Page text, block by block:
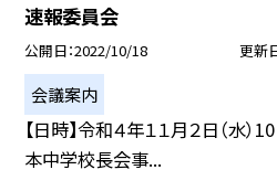
速報委員会
公開日 2022/10/18 更新
会議案内
【日時】令和４年１１月２日（水）
本中学校長会事...